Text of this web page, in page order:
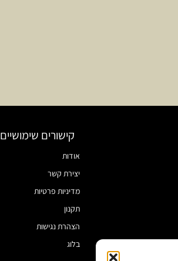
קישורים שימושיים
אודות
יצירת קשר
מדיניות פרטיות
תקנון
הצהרת נגישות
בלוג